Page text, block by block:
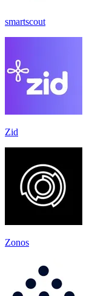
smartscout
Zid
Zonos